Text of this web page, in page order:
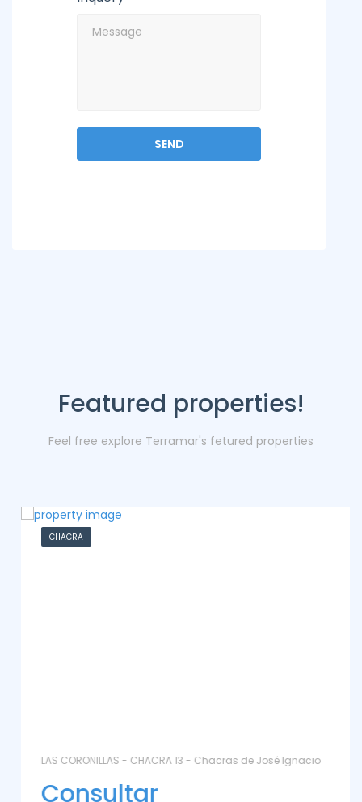
Featured properties!
Feel free explore Terramar's fetured properties
CHACRA
LAS CORONILLAS - CHACRA 13 - Chacras de José Ignacio
Consultar